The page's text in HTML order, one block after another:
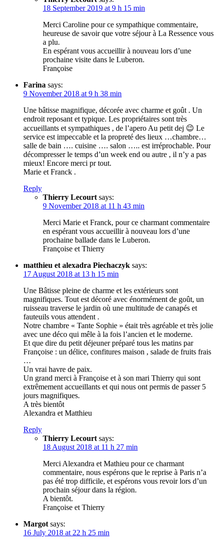
18 September 2019 at 9 h 15 min
Merci Caroline pour ce sympathique commentaire,
heureuse de savoir que votre séjour à La Ressence vous
a plu.
En espérant vous accueillir à nouveau lors d’une
prochaine visite dans le Luberon.
Françoise
Farina says:
9 November 2018 at 9 h 38 min
Une bâtisse magnifique, décorée avec charme et goût . Un
endroit reposant et typique. Les propriétaires sont très
accueillants et sympathiques , de l’apero Au petit dej 😉 Le
service est impeccable et la propreté des lieux …chambre…
salle de bain …. cuisine …. salon ….. est irréprochable. Pour
décompresser le temps d’un week end ou autre , il n’y a pas
mieux! Encore merci pr tout.
Marie et Franck .
Reply
Thierry Lecourt says:
9 November 2018 at 11 h 43 min
Merci Marie et Franck, pour ce charmant commentaire
en espérant vous accueillir à nouveau lors d’une
prochaine ballade dans le Luberon.
Françoise et Thierry
matthieu et alexadra Piechaczyk says:
17 August 2018 at 13 h 15 min
Une Bâtisse pleine de charme et les extérieurs sont
magnifiques. Tout est décoré avec énormément de goût, un
ruisseau traverse le jardin où une multitude de canapés et
fauteuils vous attendent .
Notre chambre « Tante Sophie » était très agréable et très jolie
avec une déco qui mêle à la fois l’ancien et le moderne.
Et que dire du petit déjeuner préparé tous les matins par
Françoise : un délice, confitures maison , salade de fruits frais
…
Un vrai havre de paix.
Un grand merci à Françoise et à son mari Thierry qui sont
extrêmement accueillants et qui nous ont permis de passer 5
jours magnifiques.
A très bientôt
Alexandra et Matthieu
Reply
Thierry Lecourt says:
18 August 2018 at 11 h 27 min
Merci Alexandra et Mathieu pour ce charmant
commentaire, nous espérons que le reprise à Paris n’a
pas été trop difficile, et espérons vous revoir lors d’un
prochain séjour dans la région.
A bientôt.
Françoise et Thierry
Margot says:
16 July 2018 at 22 h 25 min